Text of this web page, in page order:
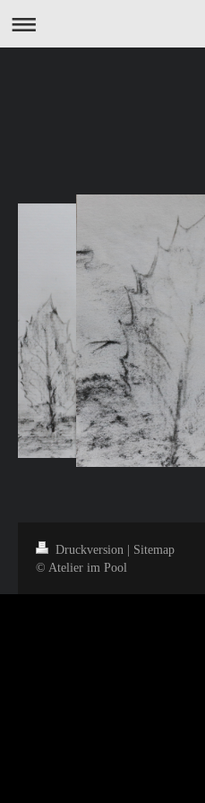
Druckversion | Sitemap
© Atelier im Pool